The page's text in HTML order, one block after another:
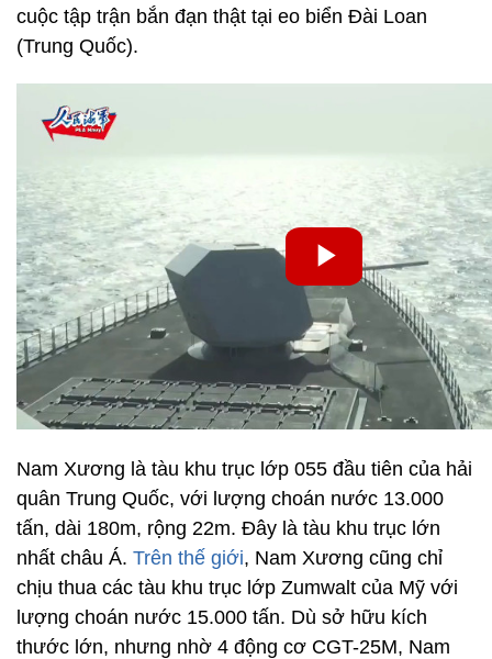
cuộc tập trận bắn đạn thật tại eo biển Đài Loan
(Trung Quốc).
Nam Xương là tàu khu trục lớp 055 đầu tiên của hải
quân Trung Quốc, với lượng choán nước 13.000
tấn, dài 180m, rộng 22m. Đây là tàu khu trục lớn
nhất châu Á. Trên thế giới, Nam Xương cũng chỉ
chịu thua các tàu khu trục lớp Zumwalt của Mỹ với
lượng choán nước 15.000 tấn. Dù sở hữu kích
thước lớn, nhưng nhờ 4 động cơ CGT-25M, Nam